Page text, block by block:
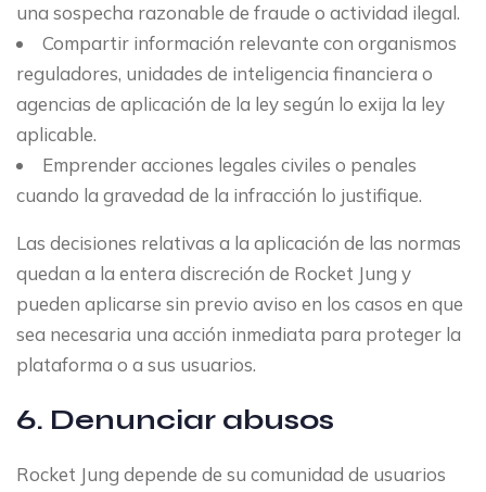
una sospecha razonable de fraude o actividad ilegal.
Compartir información relevante con organismos
reguladores, unidades de inteligencia financiera o
agencias de aplicación de la ley según lo exija la ley
aplicable.
Emprender acciones legales civiles o penales
cuando la gravedad de la infracción lo justifique.
Las decisiones relativas a la aplicación de las normas
quedan a la entera discreción de Rocket Jung y
pueden aplicarse sin previo aviso en los casos en que
sea necesaria una acción inmediata para proteger la
plataforma o a sus usuarios.
6. Denunciar abusos
Rocket Jung depende de su comunidad de usuarios